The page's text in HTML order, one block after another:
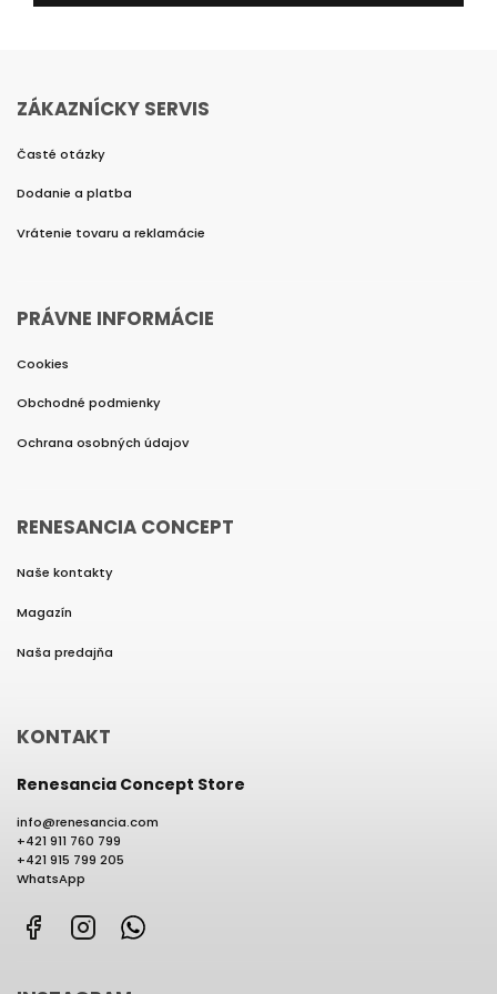
ZÁKAZNÍCKY SERVIS
Časté otázky
Dodanie a platba
Vrátenie tovaru a reklamácie
PRÁVNE INFORMÁCIE
Cookies
Obchodné podmienky
Ochrana osobných údajov
RENESANCIA CONCEPT
Naše kontakty
Magazín
Naša predajňa
KONTAKT
Renesancia Concept Store
info@renesancia.com
+421 911 760 799
+421 915 799 205
WhatsApp
FacebookInstagram